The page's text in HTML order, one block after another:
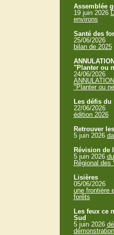
Assemblée
19 juin 2026
environs
Santé des
25/06/2026
bilan de 2025
"Planter ou
24/06/2026
"Planter ou
Les défis du
22/06/2026
édition 2026
Retrouver
5 juin 2026
Révision de
5 juin 2026
Régional des
Lisières
05/06/2026
une frontière
forêts
Les feux ce
Sud
5 juin 2026